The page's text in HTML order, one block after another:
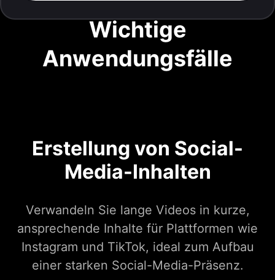
Wichtige
Anwendungsfälle
Erstellung von Social-
Media-Inhalten
Verwandeln Sie lange Videos in kurze,
ansprechende Inhalte für Plattformen wie
Instagram und TikTok, ideal zum Aufbau
einer starken Social-Media-Präsenz.